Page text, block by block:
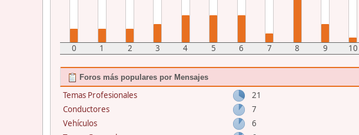
0 1 2 3 4 5 6 7 8 9 10
Foros más populares por Mensajes
Temas Profesionales
21
Conductores
7
Vehículos
6